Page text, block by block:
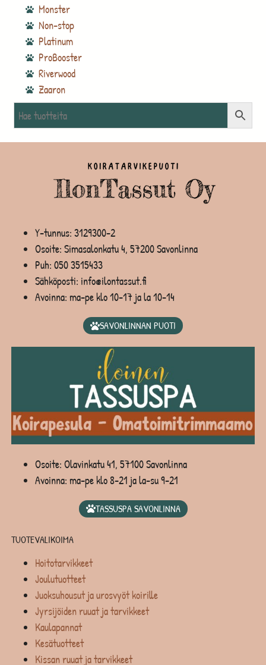
Monster
Non-stop
Platinum
ProBooster
Riverwood
Zaaron
Y-tunnus: 3129300-2
Osoite: Simasalonkatu 4, 57200 Savonlinna
Puh: 050 3515433
Sähköposti: info@ilontassut.fi
Avoinna: ma-pe klo 10-17 ja la 10-14
SAVONLINNAN PUOTI
Osoite: Olavinkatu 41, 57100 Savonlinna
Avoinna: ma-pe klo 8-21 ja la-su 9-21
TASSUSPA SAVONLINNA
TUOTEVALIKOIMA
Hoitotarvikkeet
Joulutuotteet
Juoksuhousut ja urosvyöt koirille
Jyrsijöiden ruuat ja tarvikkeet
Kaulapannat
Kesätuotteet
Kissan ruuat ja tarvikkeet